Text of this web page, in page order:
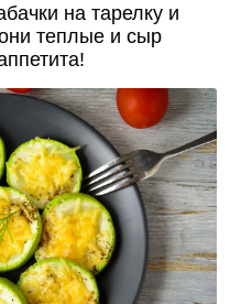
на тарелку и
теплые и сыр